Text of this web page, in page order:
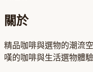
關於
精品咖啡與選物的潮流
嘆的咖啡與生活選物體驗